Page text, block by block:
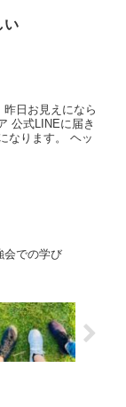
い
日お見えになら
公式LINEに届き
なります。 ヘッ
会での学び